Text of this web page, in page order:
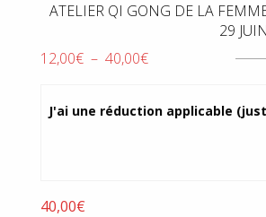
ATELIER QI GONG DE LA
29
12,00€ – 40,00€Plage
12,00€
J'ai une réduction applicable
40,00€